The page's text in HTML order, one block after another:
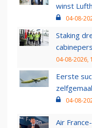
winst
04-08-
Staking
04-08-2026,
Eerste
04-08-
Air